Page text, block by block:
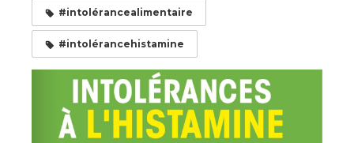
#intolérancealimentaire
#intolérancehistamine